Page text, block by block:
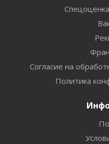
Согласие на
Политика